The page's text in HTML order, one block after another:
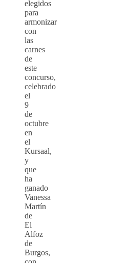
elegidos
para
armonizar
con
las
carnes
de
este
concurso,
celebrado
el
9
de
octubre
en
el
Kursaal,
y
que
ha
ganado
Vanessa
Martín
de
El
Alfoz
de
Burgos,